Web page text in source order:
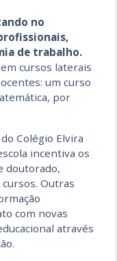
no
de trabalho.
cursos laterais
um curso
por
Colégio Elvira
incentiva os
doutorado,
Outras
com novas
através